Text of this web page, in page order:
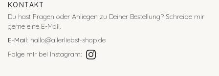
KONTAKT
Du hast Fragen oder Anliegen zu Deiner Bestellung? Schreibe mir
gerne eine E-Mail.
E-Mail: hallo@allerliebst-shop.de
Folge mir bei Instagram: